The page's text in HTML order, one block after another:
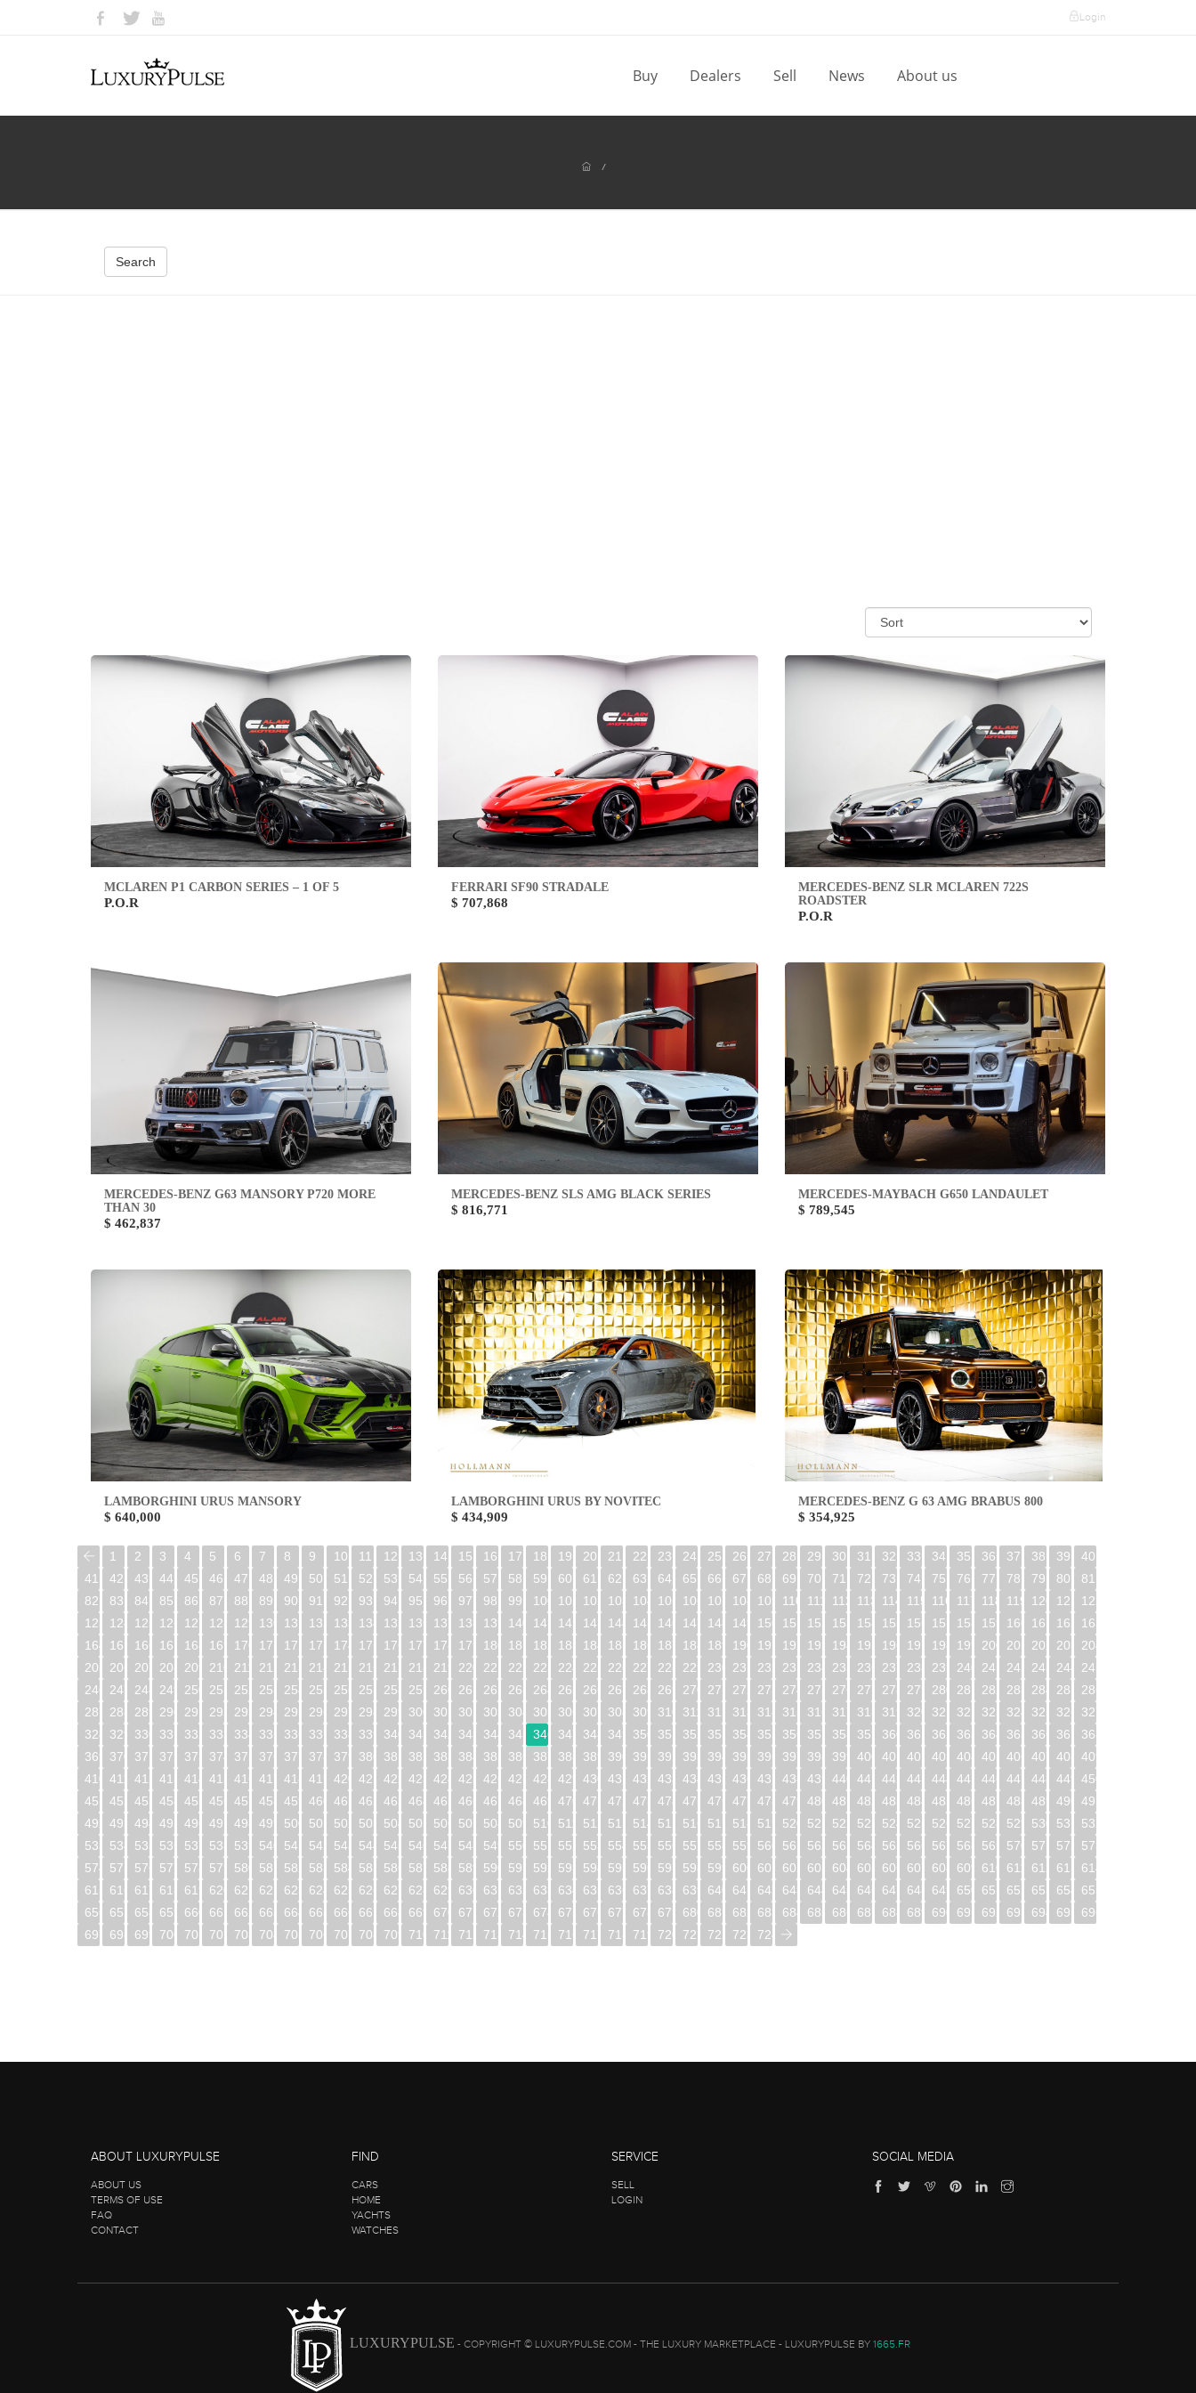
Login
Buy Dealers Sell News About us
/
Search
MCLAREN P1 CARBON SERIES – 1 OF 5
P.O.R
FERRARI SF90 STRADALE
$ 707,868
MERCEDES-BENZ SLR MCLAREN 722S
ROADSTER
P.O.R
MERCEDES-BENZ G63 MANSORY P720 MORE
THAN 30
$ 462,837
MERCEDES-BENZ SLS AMG BLACK SERIES
$ 816,771
MERCEDES-MAYBACH G650 LANDAULET
$ 789,545
LAMBORGHINI URUS MANSORY
$ 640,000
LAMBORGHINI URUS BY NOVITEC
$ 434,909
MERCEDES-BENZ G 63 AMG BRABUS 800
$ 354,925
1 2 3 4 5 6 7 8 9 10 11 12 13 14 15 16 17 18 19 20 21 22 23 24 25 26 27 28 29 30 31 32 33 34 35 36 37 38 39
40
41
42 43 44 45 46 47 48 49 50 51 52 53 54 55 56 57 58 59 60 61 62 63 64 65 66 67 68 69 70 71 72 73 74 75 76 77 78 79 80
81
82
83 84 85 86 87 88 89 90 91 92 93 94 95 96 97 98 99 100 101 102 103 104 105 106 107 108 109 110 111 112 113 114 115 116 117 118 119 120 121
122
123
124 125 126 127 128 129 130 131 132 133 134 135 136 137 138 139 140 141 142 143 144 145 146 147 148 149 150 151 152 153 154 155 156 157 158 159 160 161 162
163
164
165 166 167 168 169 170 171 172 173 174 175 176 177 178 179 180 181 182 183 184 185 186 187 188 189 190 191 192 193 194 195 196 197 198 199 200 201 202 203
204
205
206 207 208 209 210 211 212 213 214 215 216 217 218 219 220 221 222 223 224 225 226 227 228 229 230 231 232 233 234 235 236 237 238 239 240 241 242 243 244
245
246
247 248 249 250 251 252 253 254 255 256 257 258 259 260 261 262 263 264 265 266 267 268 269 270 271 272 273 274 275 276 277 278 279 280 281 282 283 284 285
286
287
288 289 290 291 292 293 294 295 296 297 298 299 300 301 302 303 304 305 306 307 308 309 310 311 312 313 314 315 316 317 318 319 320 321 322 323 324 325 326
327
328
329 330 331 332 333 334 335 336 337 338 339 340 341 342 343 344 345 346 347 348 349 350 351 352 353 354 355 356 357 358 359 360 361 362 363 364 365 366 367
368
369
370 371 372 373 374 375 376 377 378 379 380 381 382 383 384 385 386 387 388 389 390 391 392 393 394 395 396 397 398 399 400 401 402 403 404 405 406 407 408
409
410
411 412 413 414 415 416 417 418 419 420 421 422 423 424 425 426 427 428 429 430 431 432 433 434 435 436 437 438 439 440 441 442 443 444 445 446 447 448 449
450
451
452 453 454 455 456 457 458 459 460 461 462 463 464 465 466 467 468 469 470 471 472 473 474 475 476 477 478 479 480 481 482 483 484 485 486 487 488 489 490
491
492
493 494 495 496 497 498 499 500 501 502 503 504 505 506 507 508 509 510 511 512 513 514 515 516 517 518 519 520 521 522 523 524 525 526 527 528 529 530 531
532
533
534 535 536 537 538 539 540 541 542 543 544 545 546 547 548 549 550 551 552 553 554 555 556 557 558 559 560 561 562 563 564 565 566 567 568 569 570 571 572
573
574
575 576 577 578 579 580 581 582 583 584 585 586 587 588 589 590 591 592 593 594 595 596 597 598 599 600 601 602 603 604 605 606 607 608 609 610 611 612 613
614
615
616 617 618 619 620 621 622 623 624 625 626 627 628 629 630 631 632 633 634 635 636 637 638 639 640 641 642 643 644 645 646 647 648 649 650 651 652 653 654
655
656
657 658 659 660 661 662 663 664 665 666 667 668 669 670 671 672 673 674 675 676 677 678 679 680 681 682 683 684 685 686 687 688 689 690 691 692 693 694 695
696
697
698 699 700 701 702 703 704 705 706 707 708 709 710 711 712 713 714 715 716 717 718 719 720 721 722 723 724
ABOUT LUXURYPULSE
ABOUT US
TERMS OF USE
FAQ
CONTACT
FIND
CARS
HOME
YACHTS
WATCHES
SERVICE
SELL
LOGIN
SOCIAL MEDIA
LUXURYPULSE - COPYRIGHT © LUXURYPULSE.COM - THE LUXURY MARKETPLACE - LUXURYPULSE BY 1665.FR